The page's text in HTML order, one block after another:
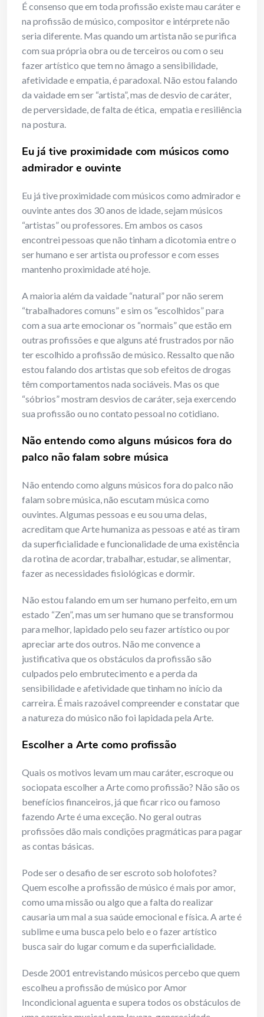
É consenso que em toda profissão existe mau caráter e
na profissão de músico, compositor e intérprete não
seria diferente. Mas quando um artista não se purifica
com sua própria obra ou de terceiros ou com o seu
fazer artístico que tem no âmago a sensibilidade,
afetividade e empatia, é paradoxal. Não estou falando
da vaidade em ser “artista”, mas de desvio de caráter,
de perversidade, de falta de ética, empatia e resiliência
na postura.
Eu já tive proximidade com músicos como
admirador e ouvinte
Eu já tive proximidade com músicos como admirador e
ouvinte antes dos 30 anos de idade, sejam músicos
“artistas” ou professores. Em ambos os casos
encontrei pessoas que não tinham a dicotomia entre o
ser humano e ser artista ou professor e com esses
mantenho proximidade até hoje.
A maioria além da vaidade “natural” por não serem
“trabalhadores comuns” e sim os “escolhidos” para
com a sua arte emocionar os “normais” que estão em
outras profissões e que alguns até frustrados por não
ter escolhido a profissão de músico. Ressalto que não
estou falando dos artistas que sob efeitos de drogas
têm comportamentos nada sociáveis. Mas os que
“sóbrios” mostram desvios de caráter, seja exercendo
sua profissão ou no contato pessoal no cotidiano.
Não entendo como alguns músicos fora do
palco não falam sobre música
Não entendo como alguns músicos fora do palco não
falam sobre música, não escutam música como
ouvintes. Algumas pessoas e eu sou uma delas,
acreditam que Arte humaniza as pessoas e até as tiram
da superficialidade e funcionalidade de uma existência
da rotina de acordar, trabalhar, estudar, se alimentar,
fazer as necessidades fisiológicas e dormir.
Não estou falando em um ser humano perfeito, em um
estado “Zen”, mas um ser humano que se transformou
para melhor, lapidado pelo seu fazer artístico ou por
apreciar arte dos outros. Não me convence a
justificativa que os obstáculos da profissão são
culpados pelo embrutecimento e a perda da
sensibilidade e afetividade que tinham no início da
carreira. É mais razoável compreender e constatar que
a natureza do músico não foi lapidada pela Arte.
Escolher a Arte como profissão
Quais os motivos levam um mau caráter, escroque ou
sociopata escolher a Arte como profissão? Não são os
benefícios financeiros, já que ficar rico ou famoso
fazendo Arte é uma exceção. No geral outras
profissões dão mais condições pragmáticas para pagar
as contas básicas.
Pode ser o desafio de ser escroto sob holofotes?
Quem escolhe a profissão de músico é mais por amor,
como uma missão ou algo que a falta do realizar
causaria um mal a sua saúde emocional e física. A arte é
sublime e uma busca pelo belo e o fazer artístico
busca sair do lugar comum e da superficialidade.
Desde 2001 entrevistando músicos percebo que quem
escolheu a profissão de músico por Amor
Incondicional aguenta e supera todos os obstáculos de